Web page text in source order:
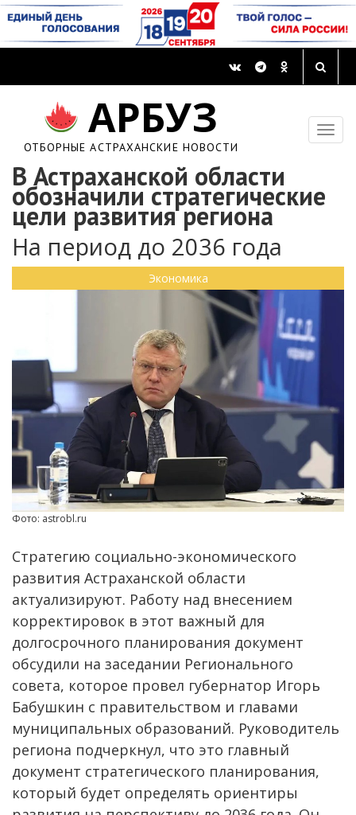
АРБУЗ
ОТБОРНЫЕ АСТРАХАНСКИЕ НОВОСТИ
В Астраханской области
обозначили стратегические
цели развития региона
На период до 2036 года
Экономика
Фото: astrobl.ru
Стратегию социально-экономического
развития Астраханской области
актуализируют. Работу над внесением
корректировок в этот важный для
долгосрочного планирования документ
обсудили на заседании Регионального
совета, которое провел губернатор Игорь
Бабушкин с правительством и главами
муниципальных образований. Руководитель
региона подчеркнул, что это главный
документ стратегического планирования,
который будет определять ориентиры